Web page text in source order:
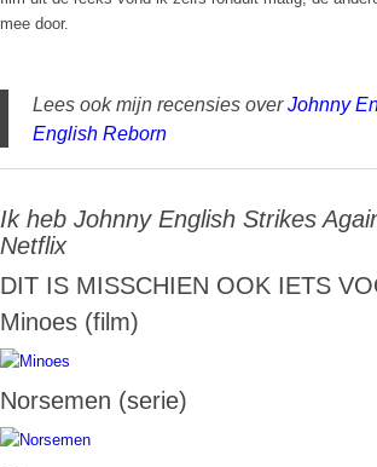
mee door.
Lees ook mijn recensies overJohnny
English Reborn
Ik heb Johnny English Strikes
Netflix
DIT IS MISSCHIEN OOK IETS
Minoes (film)
Norsemen (serie)